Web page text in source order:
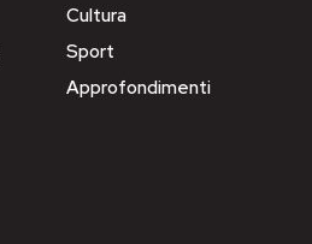
Cultura
Sport
Approfondimenti